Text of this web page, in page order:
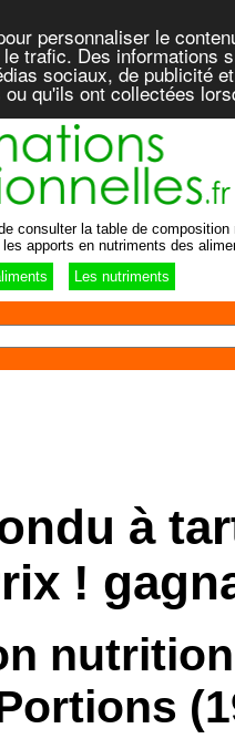
personnaliser le
trafic. Des informations
sociaux, de publicité
ou qu'ils ont collectées
consulter la table de
apports en nutriments des
Les nutriments
à
!